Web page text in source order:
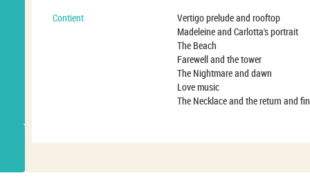
Contient
Vertigo prelude and rooftop
Madeleine and Carlotta's portrait
The Beach
Farewell and the tower
The Nightmare and dawn
Love music
The Necklace and the return and